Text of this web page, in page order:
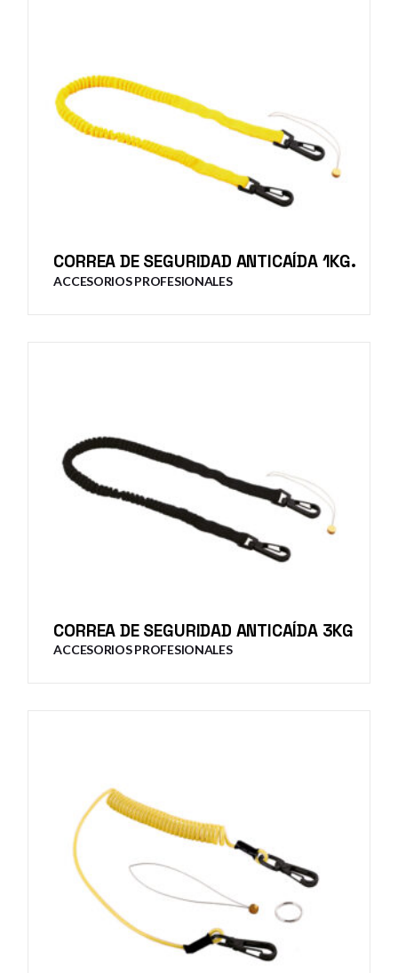
CORREA DE SEGURIDAD ANTICAÍDA 1KG.
ACCESORIOS PROFESIONALES
CORREA DE SEGURIDAD ANTICAÍDA 3KG
ACCESORIOS PROFESIONALES